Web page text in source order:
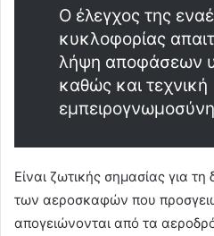
Ο έλεγχος της
κυκλοφορίας
λήψη αποφάσεων
καθώς και τεχνική
Είναι ζωτικής σημασίας για
των αεροσκαφών που
απογειώνονται από τα